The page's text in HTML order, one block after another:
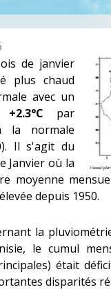
de janvier
plus chaud
avec un
+2.3°C par
la normale
Il s'agit du
Janvier où la
moyenne
depuis 1950.
la
le cumul
était
disparités